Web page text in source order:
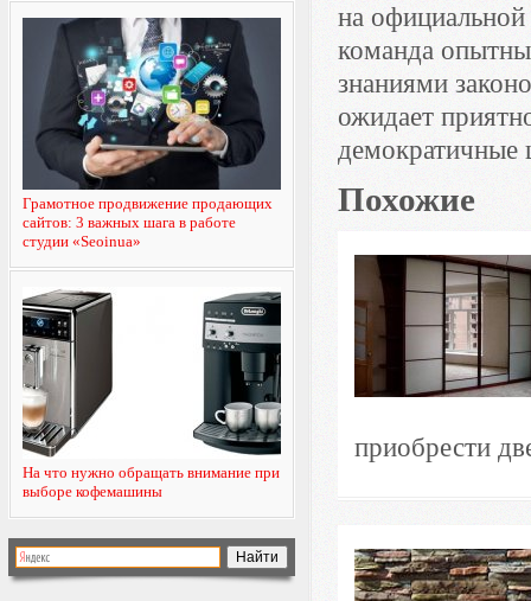
Грамотное продвижение продающих
сайтов: 3 важных шага в работе
студии «Seoinua»
На что нужно обращать внимание при
выборе кофемашины
на
команда
знаниями
ожидает
демократичные
Похожие
приобрести